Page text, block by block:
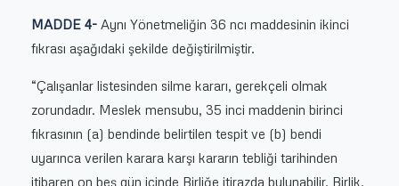
MADDE 4- Aynı Yönetmeliğin 36 ncı maddesinin ikinci
fıkrası aşağıdaki şekilde değiştirilmiştir.
“Çalışanlar listesinden silme kararı, gerekçeli olmak
zorundadır. Meslek mensubu, 35 inci maddenin birinci
fıkrasının (a) bendinde belirtilen tespit ve (b) bendi
uyarınca verilen karara karşı kararın tebliği tarihinden
itibaren on beş gün içinde Birliğe itirazda bulunabilir. Birlik,